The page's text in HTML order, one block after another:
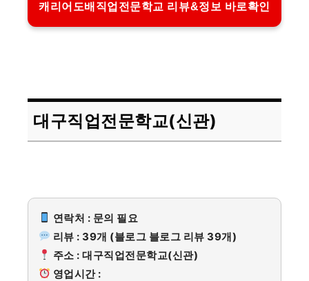
캐리어도배직업전문학교 리뷰&정보 바로확인
대구직업전문학교(신관)
연락처 : 문의 필요
리뷰 : 39개 (블로그 블로그 리뷰 39개)
주소 : 대구직업전문학교(신관)
영업시간 :